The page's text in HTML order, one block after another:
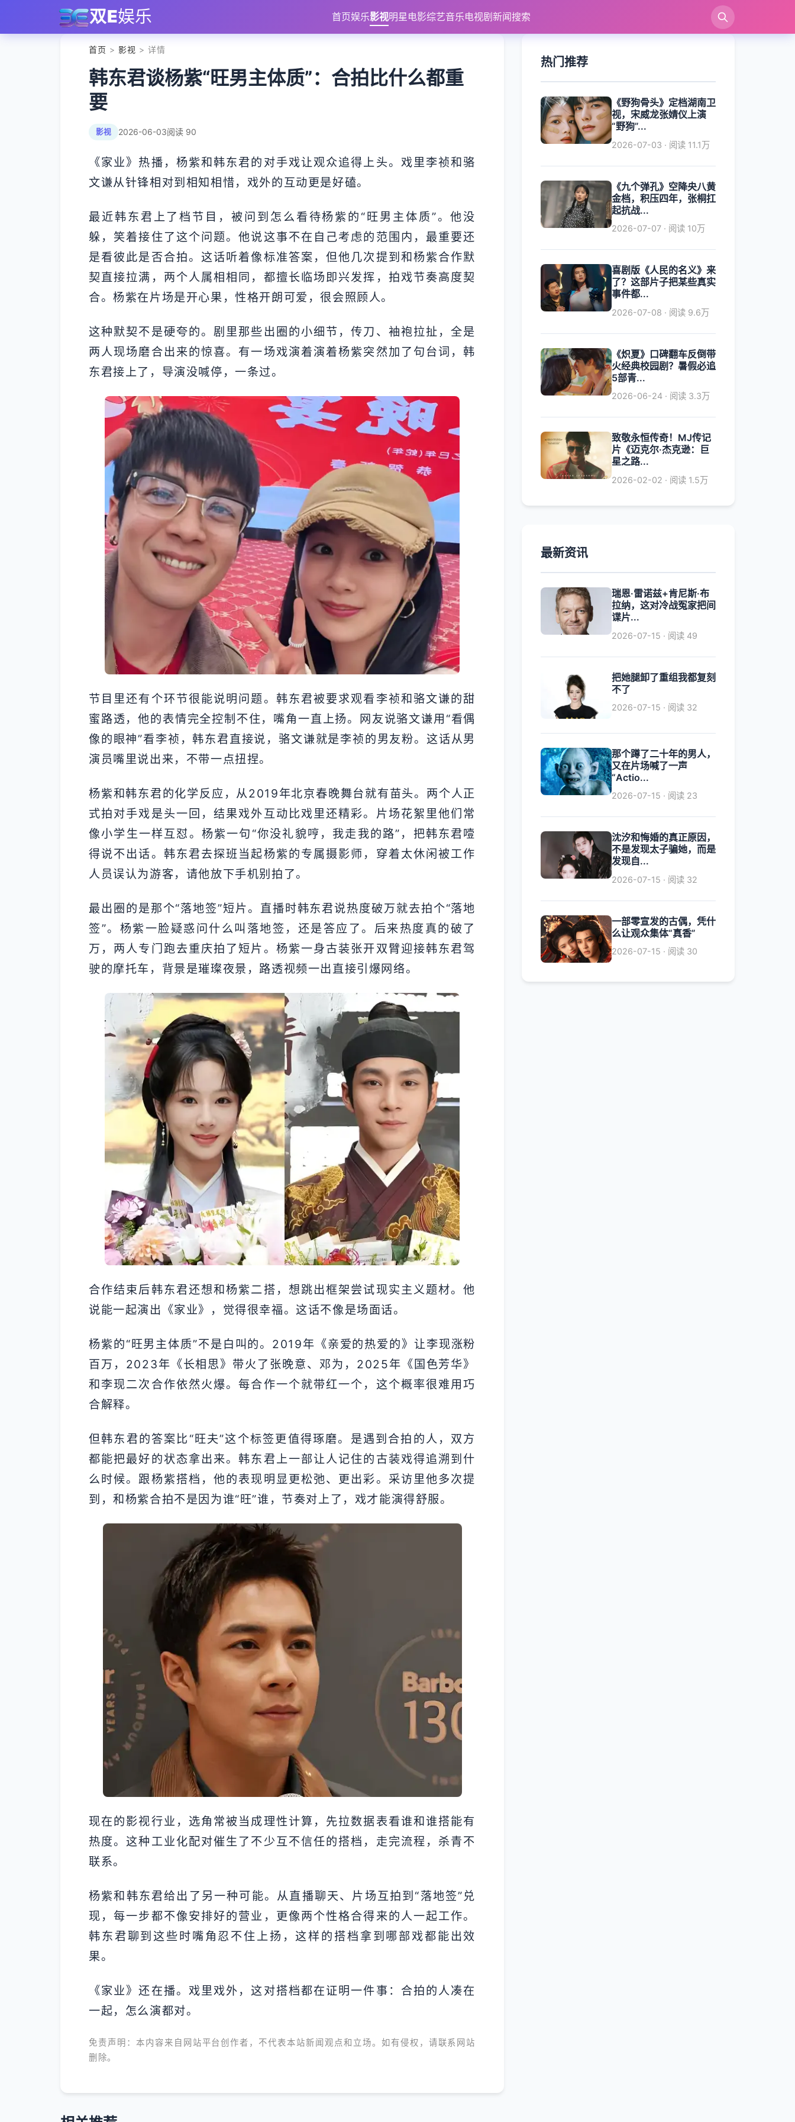
双E娱乐 首页娱乐影视明星 电影综艺音乐电视剧 新闻搜索
首页 > 影视 > 详情
韩东君谈杨紫“旺男主体质”：合拍比什么都重
要
影视 2026-06-03阅读 90
《家业》热播，杨紫和韩东君的对手戏让观众追得上头。戏里李祯和骆
文谦从针锋相对到相知相惜，戏外的互动更是好磕。
最近韩东君上了档节目，被问到怎么看待杨紫的“旺男主体质”。他没
躲，笑着接住了这个问题。他说这事不在自己考虑的范围内，最重要还
是看彼此是否合拍。这话听着像标准答案，但他几次提到和杨紫合作默
契直接拉满，两个人属相相同，都擅长临场即兴发挥，拍戏节奏高度契
合。杨紫在片场是开心果，性格开朗可爱，很会照顾人。
这种默契不是硬夸的。剧里那些出圈的小细节，传刀、袖袍拉扯，全是
两人现场磨合出来的惊喜。有一场戏演着演着杨紫突然加了句台词，韩
东君接上了，导演没喊停，一条过。
节目里还有个环节很能说明问题。韩东君被要求观看李祯和骆文谦的甜
蜜路透，他的表情完全控制不住，嘴角一直上扬。网友说骆文谦用“看偶
像的眼神”看李祯，韩东君直接说，骆文谦就是李祯的男友粉。这话从男
演员嘴里说出来，不带一点扭捏。
杨紫和韩东君的化学反应，从2019年北京春晚舞台就有苗头。两个人正
式拍对手戏是头一回，结果戏外互动比戏里还精彩。片场花絮里他们常
像小学生一样互怼。杨紫一句“你没礼貌哼，我走我的路”，把韩东君噎
得说不出话。韩东君去探班当起杨紫的专属摄影师，穿着太休闲被工作
人员误认为游客，请他放下手机别拍了。
最出圈的是那个“落地签”短片。直播时韩东君说热度破万就去拍个“落地
签”。杨紫一脸疑惑问什么叫落地签，还是答应了。后来热度真的破了
万，两人专门跑去重庆拍了短片。杨紫一身古装张开双臂迎接韩东君驾
驶的摩托车，背景是璀璨夜景，路透视频一出直接引爆网络。
合作结束后韩东君还想和杨紫二搭，想跳出框架尝试现实主义题材。他
说能一起演出《家业》，觉得很幸福。这话不像是场面话。
杨紫的“旺男主体质”不是白叫的。2019年《亲爱的热爱的》让李现涨粉
百万，2023年《长相思》带火了张晚意、邓为，2025年《国色芳华》
和李现二次合作依然火爆。每合作一个就带红一个，这个概率很难用巧
合解释。
但韩东君的答案比“旺夫”这个标签更值得琢磨。是遇到合拍的人，双方
都能把最好的状态拿出来。韩东君上一部让人记住的古装戏得追溯到什
么时候。跟杨紫搭档，他的表现明显更松弛、更出彩。采访里他多次提
到，和杨紫合拍不是因为谁“旺”谁，节奏对上了，戏才能演得舒服。
现在的影视行业，选角常被当成理性计算，先拉数据表看谁和谁搭能有
热度。这种工业化配对催生了不少互不信任的搭档，走完流程，杀青不
联系。
杨紫和韩东君给出了另一种可能。从直播聊天、片场互拍到“落地签”兑
现，每一步都不像安排好的营业，更像两个性格合得来的人一起工作。
韩东君聊到这些时嘴角忍不住上扬，这样的搭档拿到哪部戏都能出效
果。
《家业》还在播。戏里戏外，这对搭档都在证明一件事：合拍的人凑在
一起，怎么演都对。
免责声明：本内容来自网站平台创作者，不代表本站新闻观点和立场。如有侵权，请联系网站
删除。
热门推荐
《野狗骨头》定档湖南卫
视，宋威龙张婧仪上演
“野狗”...
2026-07-03 · 阅读 11.1万
《九个弹孔》空降央八黄
金档，积压四年，张桐扛
起抗战...
2026-07-07 · 阅读 10万
喜剧版《人民的名义》来
了？这部片子把某些真实
事件都...
2026-07-08 · 阅读 9.6万
《炽夏》口碑翻车反倒带
火经典校园剧？暑假必追
5部青...
2026-06-24 · 阅读 3.3万
致敬永恒传奇！MJ传记
片《迈克尔·杰克逊：巨
星之路...
2026-02-02 · 阅读 1.5万
最新资讯
瑞恩·雷诺兹+肯尼斯·布
拉纳，这对冷战冤家把间
谍片...
2026-07-15 · 阅读 49
把她腿卸了重组我都复刻
不了
2026-07-15 · 阅读 32
那个蹲了二十年的男人，
又在片场喊了一声
“Actio...
2026-07-15 · 阅读 23
沈汐和悔婚的真正原因，
不是发现太子骗她，而是
发现自...
2026-07-15 · 阅读 32
一部零宣发的古偶，凭什
么让观众集体“真香”
2026-07-15 · 阅读 30